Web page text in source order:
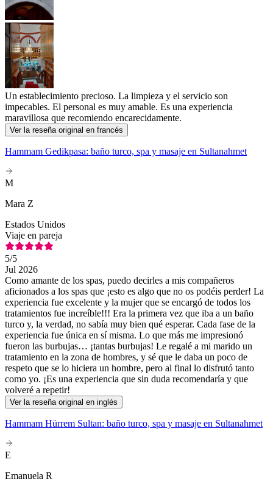
Un establecimiento precioso. La limpieza y el servicio son
impecables. El personal es muy amable. Es una experiencia
maravillosa que recomiendo encarecidamente.
Ver la reseña original en francés
Hammam Gedikpasa: baño turco, spa y masaje en Sultanahmet
M
Mara Z
Estados Unidos
Viaje en pareja
5/5
Jul 2026
Como amante de los spas, puedo decirles a mis compañeros
aficionados a los spas que ¡esto es algo que no os podéis perder! La
experiencia fue excelente y la mujer que se encargó de todos los
tratamientos fue increíble!!! Era la primera vez que iba a un baño
turco y, la verdad, no sabía muy bien qué esperar. Cada fase de la
experiencia fue única en sí misma. Lo que más me impresionó
fueron las burbujas… ¡tantas burbujas! Le regalé a mi marido un
tratamiento en la zona de hombres, y sé que le daba un poco de
respeto que se lo hiciera un hombre, pero al final lo disfrutó tanto
como yo. ¡Es una experiencia que sin duda recomendaría y que
volveré a repetir!
Ver la reseña original en inglés
Hammam Hürrem Sultan: baño turco, spa y masaje en Sultanahmet
E
Emanuela R